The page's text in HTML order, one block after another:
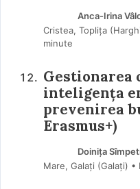
Anca-Irina
Cristea, Toplița
minute
Gestionarea
inteligența
prevenirea
Erasmus+)
Doinița
Mare, Galați (Galaţi) •